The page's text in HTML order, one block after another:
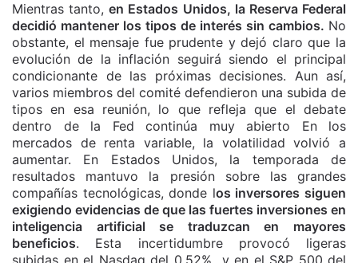
Mientras tanto,en Estados Unidos, la Reserva Federal
decidió mantener los tipos de interés sin cambios. No
obstante, el mensaje fue prudente y dejó claro que la
evolución de la inflación seguirá siendo el principal
condicionante de las próximas decisiones. Aun así,
varios miembros del comité defendieron una subida de
tipos en esa reunión, lo que refleja que el debate
dentro de la Fed continúa muy abierto En los
mercados de renta variable, la volatilidad volvió a
aumentar. En Estados Unidos, la temporada de
resultados mantuvo la presión sobre las grandes
compañías tecnológicas, donde los inversores siguen
exigiendo evidencias de que las fuertes inversiones en
inteligencia artificial se traduzcan en mayores
beneficios. Esta incertidumbre provocó ligeras